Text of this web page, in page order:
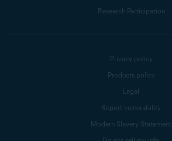
Research Participation
Privacy policy
Products policy
Legal
Report vulnerability
Modern Slavery Statement